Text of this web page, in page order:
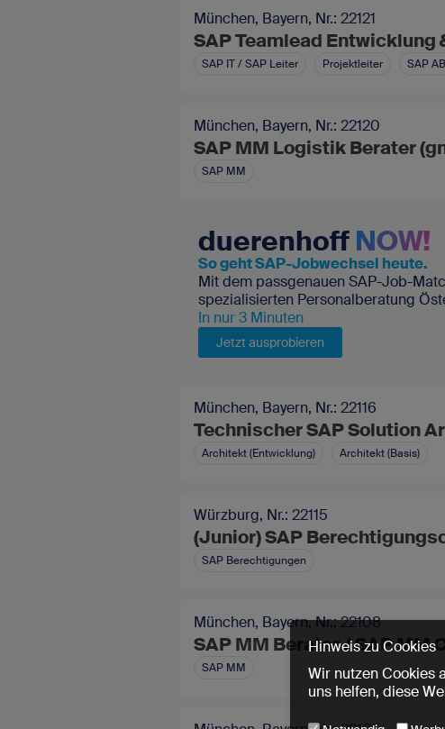
München, Bayern, Nr.: 22121
SAP Teamlead Entwicklung
SAP IT / SAP Leiter Projektleiter SAP
München, Bayern, Nr.: 22120
SAP MM Logistik Berater
SAP MM
duerenhoff NOW!
So geht SAP-Jobwechsel heute.
Mit dem passgenauen SAP-Job-
spezialisierten Personalberatung
In nur 3 Minuten
Jetzt ausprobieren
München, Bayern, Nr.: 22116
Technischer SAP Solution
Architekt (Entwicklung) Architekt (Basis)
Würzburg, Nr.: 22115
(Junior) SAP
SAP Berechtigungen
München, Bayern, Nr.: 22108
SAP MM Berater / SAP MM
SAP MM
Hinweis zu Cookies
Wir nutzen Cookies
uns helfen, diese